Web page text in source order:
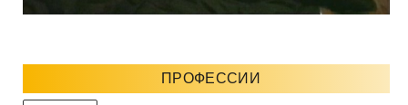
ПРОФЕССИИ